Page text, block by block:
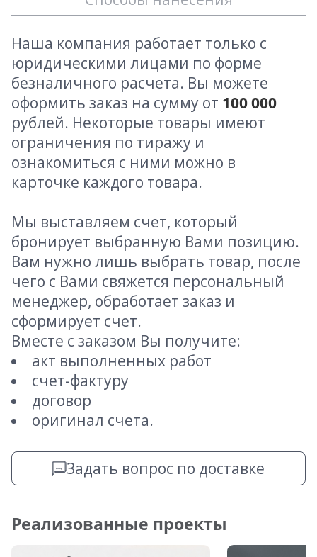
Наша компания работает только с
юридическими лицами по форме
безналичного расчета. Вы можете
оформить заказ на сумму от 100 000
рублей. Некоторые товары имеют
ограничения по тиражу и
ознакомиться с ними можно в
карточке каждого товара.
Мы выставляем счет, который
бронирует выбранную Вами позицию.
Вам нужно лишь выбрать товар, после
чего с Вами свяжется персональный
менеджер, обработает заказ и
сформирует счет.
Вместе с заказом Вы получите:
акт выполненных работ
счет-фактуру
договор
оригинал счета.
Задать вопрос по доставке
Реализованные проекты